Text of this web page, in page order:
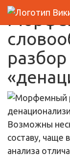
Возможны
составу, чаще
анализа